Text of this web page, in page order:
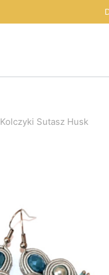
Kolczyki Sutasz Husk